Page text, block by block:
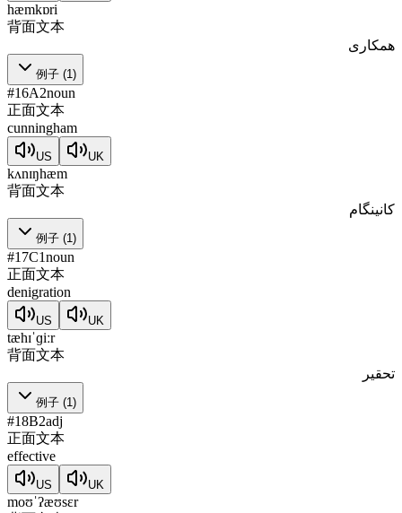
hæmkɒri
背面文本
همکاری
例子 (1)
#16A2noun
正面文本
cunningham
US UK
kʌnɪŋhæm
背面文本
کانینگام
例子 (1)
#17C1noun
正面文本
denigration
US UK
tæhɪˈɡiːr
背面文本
تحقیر
例子 (1)
#18B2adj
正面文本
effective
US UK
moʊˈʔæʊsɛr